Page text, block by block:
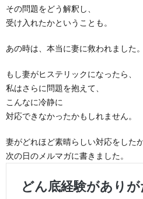
その問題をどう解釈し、
受け入れたかということも。
あの時は、本当に妻に救われました。
もし妻がヒステリックになったら、
私はさらに問題を抱えて、
こんなに冷静に
対応できなかったかもしれません。
妻がどれほど素晴らしい対応をしたか
次の日のメルマガに書きました。